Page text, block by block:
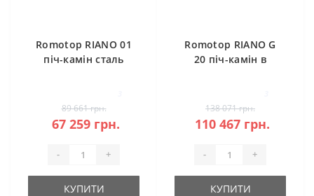
Romotop RIANO 01
піч-камін сталь
89 661 грн.
67 259 грн.
- +
КУПИТИ
Romotop RIANO G
20 піч-камін в
138 071 грн.
110 467 грн.
- +
КУПИТИ